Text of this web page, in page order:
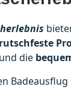
rutschfeste
und die